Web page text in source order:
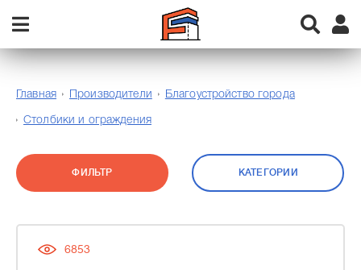
Главная Производители Благоустройство города
Столбики и ограждения
ФИЛЬТР КАТЕГОРИИ
6853